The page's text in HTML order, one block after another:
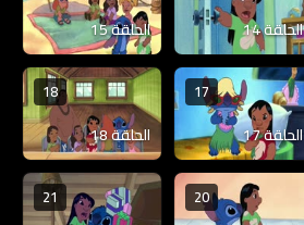
الحلقة 14 الحلقة 15
17
الحلقة 17
18
الحلقة 18
20
21